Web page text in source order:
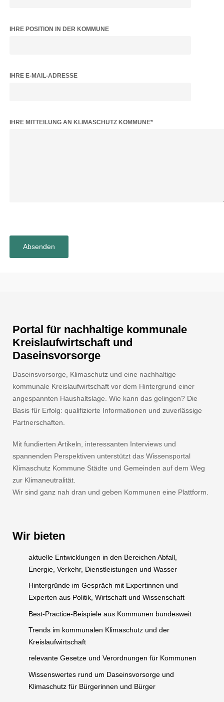
IHRE POSITION IN DER KOMMUNE
IHRE E-MAIL-ADRESSE
BITTE LASSE DIESES FELD LEER.
IHRE MITTEILUNG AN KLIMASCHUTZ KOMMUNE*
Portal für nachhaltige kommunale
Kreislaufwirtschaft und
Daseinsvorsorge
Daseinsvorsorge, Klimaschutz und eine nachhaltige
kommunale Kreislaufwirtschaft vor dem Hintergrund einer
angespannten Haushaltslage. Wie kann das gelingen? Die
Basis für Erfolg: qualifizierte Informationen und zuverlässige
Partnerschaften.
Mit fundierten Artikeln, interessanten Interviews und
spannenden Perspektiven unterstützt das Wissensportal
Klimaschutz Kommune Städte und Gemeinden auf dem Weg
zur Klimaneutralität.
Wir sind ganz nah dran und geben Kommunen eine Plattform.
Wir bieten
aktuelle Entwicklungen in den Bereichen Abfall,
Energie, Verkehr, Dienstleistungen und Wasser
Hintergründe im Gespräch mit Expertinnen und
Experten aus Politik, Wirtschaft und Wissenschaft
Best-Practice-Beispiele aus Kommunen bundesweit
Trends im kommunalen Klimaschutz und der
Kreislaufwirtschaft
relevante Gesetze und Verordnungen für Kommunen
Wissenswertes rund um Daseinsvorsorge und
Klimaschutz für Bürgerinnen und Bürger